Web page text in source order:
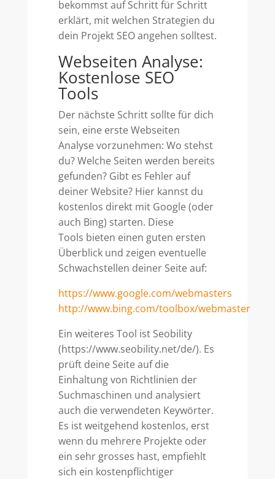
bekommst auf Schritt für Schritt
erklärt, mit welchen Strategien du
dein Projekt SEO angehen solltest.
Webseiten Analyse:
Kostenlose SEO
Tools
Der nächste Schritt sollte für dich
sein, eine erste Webseiten
Analyse vorzunehmen: Wo stehst
du? Welche Seiten werden bereits
gefunden? Gibt es Fehler auf
deiner Website? Hier kannst du
kostenlos direkt mit Google (oder
auch Bing) starten. Diese
Tools bieten einen guten ersten
Überblick und zeigen eventuelle
Schwachstellen deiner Seite auf:
https://www.google.com/webmasters
http://www.bing.com/toolbox/webmaster
Ein weiteres Tool ist Seobility
(https://www.seobility.net/de/). Es
prüft deine Seite auf die
Einhaltung von Richtlinien der
Suchmaschinen und analysiert
auch die verwendeten Keywörter.
Es ist weitgehend kostenlos, erst
wenn du mehrere Projekte oder
ein sehr grosses hast, empfiehlt
sich ein kostenpflichtiger